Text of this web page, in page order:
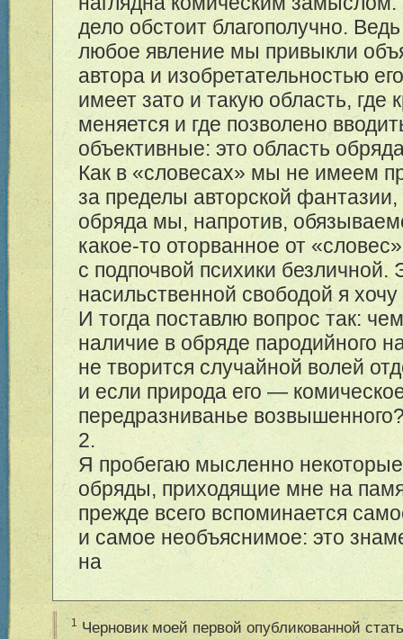
дело обстоит благополучно.
любое явление мы привыкли
автора и изобретательностью
имеет зато и такую область, где
меняется и где позволено
объективные: это область
Как в «словесах» мы не имеем
за пределы авторской фантазии,
обряда мы, напротив,
какое-то оторванное от
с подпочвой психики безличной.
насильственной свободой я хочу
И тогда поставлю вопрос так:
наличие в обряде пародийного
не творится случайной волей
и если природа его —
передразниванье
2.
Я пробегаю мысленно
обряды, приходящие мне на
прежде всего вспоминается
и самое необъяснимое: это
на
1 Черновик моей первой опубликованной